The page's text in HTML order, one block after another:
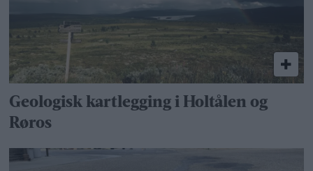
Geologisk kartlegging i Holtålen og
Røros